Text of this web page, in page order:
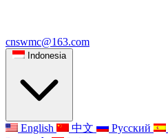
cnswmc@163.com
Indonesia
English 中文 Русский